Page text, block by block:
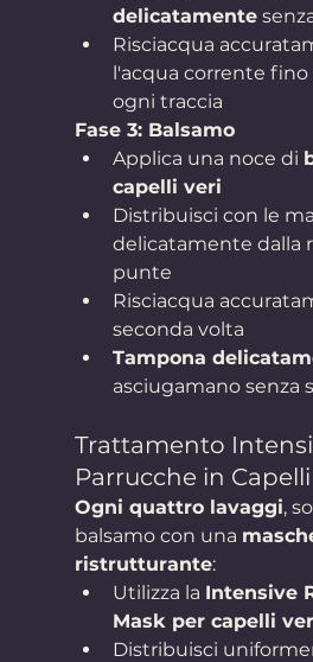
delicatamente
Risciacqua
l'acqua corrente fino
ogni traccia
Fase 3: Balsamo
Applica una noce di
capelli veri
Distribuisci con le
delicatamente dalla
punte
Risciacqua
seconda volta
Tampona
asciugamano senza
Trattamento
Parrucche in
Ogni quattro lavaggi,
balsamo con una
ristrutturante:
Utilizza la Intensive
Mask per capelli
Distribuisci